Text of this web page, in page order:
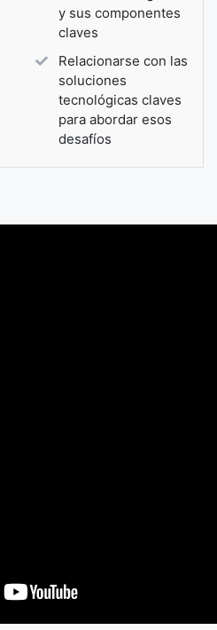
y sus componentes
claves
Relacionarse con las
soluciones
tecnológicas claves
para abordar esos
desafíos